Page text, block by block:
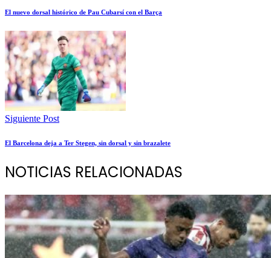
El nuevo dorsal histórico de Pau Cubarsí con el Barça
Siguiente Post
El Barcelona deja a Ter Stegen, sin dorsal y sin brazalete
NOTICIAS RELACIONADAS